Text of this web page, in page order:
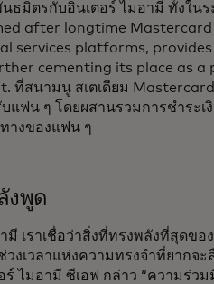
นธมิตรกับอินเตอร์ ไมอามี ทั้งใ
after longtime
services platforms,
cementing its place as
ที่สนามนู สเตเดียม
แฟน ๆ โดยผสานรวมการชำระเ
ทางของแฟน ๆ
งพูด
มี เราเชื่อว่าสิ่งที่ทรงพลังที่สุดข
วงเวลาแห่งความทรงจำที่ยากจ
ร์ ไมอามี ซีเอฟ กล่าว “ความร่ว